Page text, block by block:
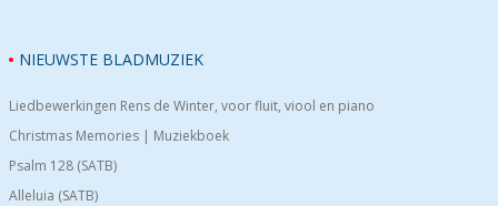
NIEUWSTE BLADMUZIEK
Liedbewerkingen Rens de Winter, voor fluit, viool en piano
Christmas Memories | Muziekboek
Psalm 128 (SATB)
Alleluia (SATB)